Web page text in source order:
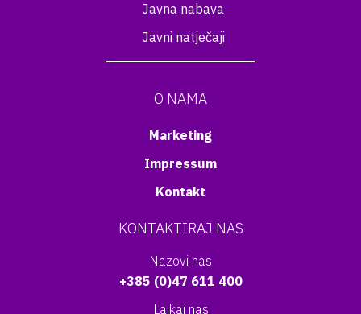
Javna nabava
Javni natječaji
O NAMA
Marketing
Impressum
Kontakt
KONTAKTIRAJ NAS
Nazovi nas
+385 (0)47 611 400
Lajkaj nas